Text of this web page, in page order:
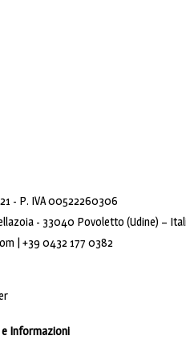
- P. IVA 00522260306
- 33040 Povoletto (Udine) –
| +39 0432 177 0382
Informazioni